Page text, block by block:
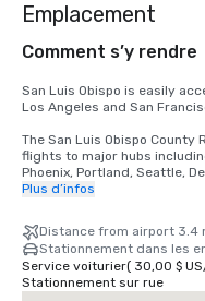
Emplacement
Comment s’y rendre
San Luis Obispo is easily
Los Angeles and San
The San Luis Obispo County
flights to major hubs
Phoenix, Portland, Seattle,
convenient connections
Daily Amtrak service on the
stops just minutes from
Plus d’infos
Distance from airport 3.4
Stationnement dans les
Service voiturier( 30,00 $ US
Stationnement sur rue